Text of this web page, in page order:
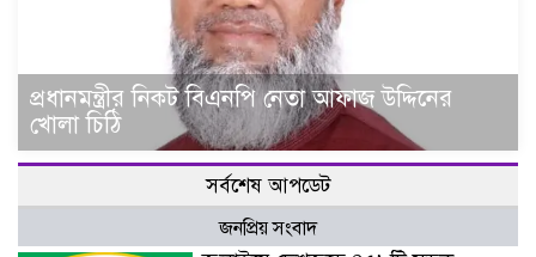
প্রধানমন্ত্রীর নিকট বিএনপি নেতা আফাজ উদ্দিনের
খোলা চিঠি
সর্বশেষ আপডেট
জনপ্রিয় সংবাদ